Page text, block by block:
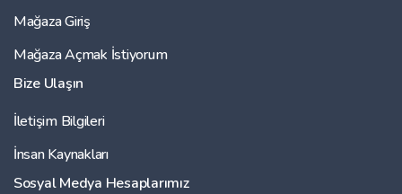
Mağaza Giriş
Mağaza Açmak İstiyorum
Bize Ulaşın
İletişim Bilgileri
İnsan Kaynakları
Sosyal Medya Hesaplarımız